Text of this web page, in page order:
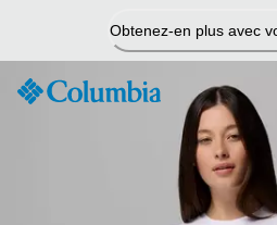
contenu
Obtenez-en plus avec